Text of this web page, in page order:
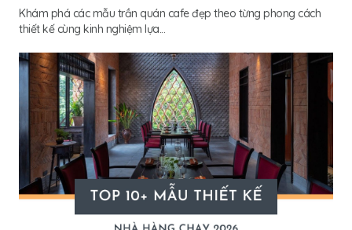
Khám phá các mẫu trần quán cafe đẹp theo từng phong cách
thiết kế cùng kinh nghiệm lựa...